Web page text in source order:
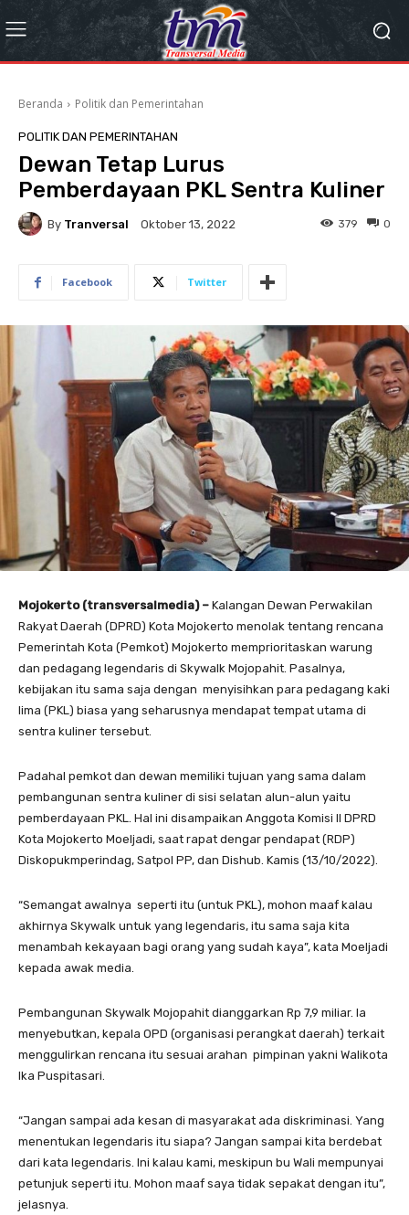
Beranda Politik dan Pemerintahan
POLITIK DAN PEMERINTAHAN
Dewan Tetap Lurus
Pemberdayaan PKL Sentra Kuliner
By Tranversal Oktober 13, 2022 0
379
Facebook Twitter
Mojokerto (transversalmedia) – Kalangan Dewan Perwakilan
Rakyat Daerah (DPRD) Kota Mojokerto menolak tentang rencana
Pemerintah Kota (Pemkot) Mojokerto memprioritaskan warung
dan pedagang legendaris di Skywalk Mojopahit. Pasalnya,
kebijakan itu sama saja dengan menyisihkan para pedagang kaki
lima (PKL) biasa yang seharusnya mendapat tempat utama di
sentra kuliner tersebut.
Padahal pemkot dan dewan memiliki tujuan yang sama dalam
pembangunan sentra kuliner di sisi selatan alun-alun yaitu
pemberdayaan PKL. Hal ini disampaikan Anggota Komisi II DPRD
Kota Mojokerto Moeljadi, saat rapat dengar pendapat (RDP)
Diskopukmperindag, Satpol PP, dan Dishub. Kamis (13/10/2022).
“Semangat awalnya seperti itu (untuk PKL), mohon maaf kalau
akhirnya Skywalk untuk yang legendaris, itu sama saja kita
menambah kekayaan bagi orang yang sudah kaya”, kata Moeljadi
kepada awak media.
Pembangunan Skywalk Mojopahit dianggarkan Rp 7,9 miliar. Ia
menyebutkan, kepala OPD (organisasi perangkat daerah) terkait
menggulirkan rencana itu sesuai arahan pimpinan yakni Walikota
Ika Puspitasari.
“Jangan sampai ada kesan di masyarakat ada diskriminasi. Yang
menentukan legendaris itu siapa? Jangan sampai kita berdebat
dari kata legendaris. Ini kalau kami, meskipun bu Wali mempunyai
petunjuk seperti itu. Mohon maaf saya tidak sepakat dengan itu”,
jelasnya.